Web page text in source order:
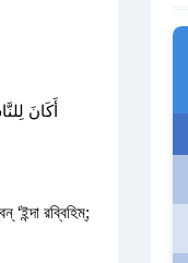
أَكَانَ
রব্বিহিম্;